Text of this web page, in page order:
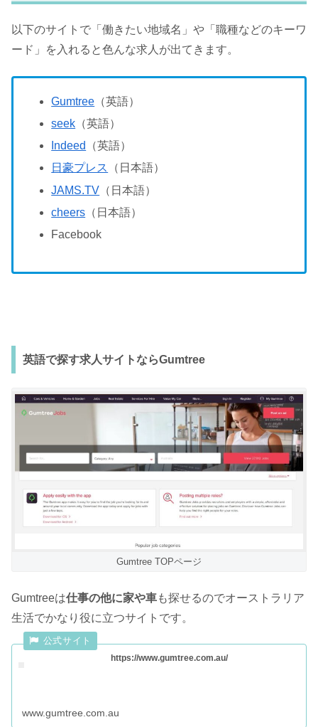
以下のサイトで「働きたい地域名」や「職種などのキーワ
ード」を入れると色んな求人が出てきます。
Gumtree （英語）
seek （英語）
Indeed
（英語）
日豪プレス
（日本語）
JAMS.TV （日本語）
cheers （日本語）
Facebook
英語で探す求人サイトならGumtree
Gumtree TOPページ
Gumtreeは仕事の他に家や車も探せるのでオーストラリア
生活でかなり役に立つサイトです。
https://www.gumtree.com.au/
www.gumtree.com.au